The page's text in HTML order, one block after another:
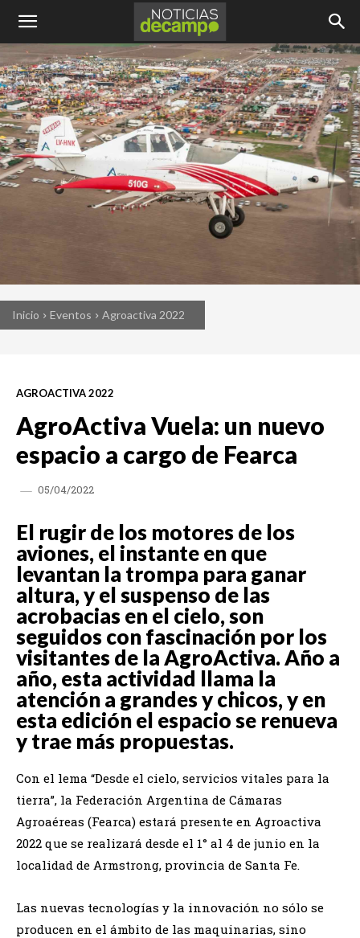
Inicio Eventos Agroactiva 2022
AGROACTIVA 2022
AgroActiva Vuela: un nuevo
espacio a cargo de Fearca
05/04/2022
El rugir de los motores de los
aviones, el instante en que
levantan la trompa para ganar
altura, y el suspenso de las
acrobacias en el cielo, son
seguidos con fascinación por los
visitantes de la AgroActiva. Año a
año, esta actividad llama la
atención a grandes y chicos, y en
esta edición el espacio se renueva
y trae más propuestas.
Con el lema “Desde el cielo, servicios vitales para la
tierra”, la Federación Argentina de Cámaras
Agroaéreas (Fearca) estará presente en Agroactiva
2022 que se realizará desde el 1° al 4 de junio en la
localidad de Armstrong, provincia de Santa Fe.
Las nuevas tecnologías y la innovación no sólo se
producen en el ámbito de las maquinarias, sino